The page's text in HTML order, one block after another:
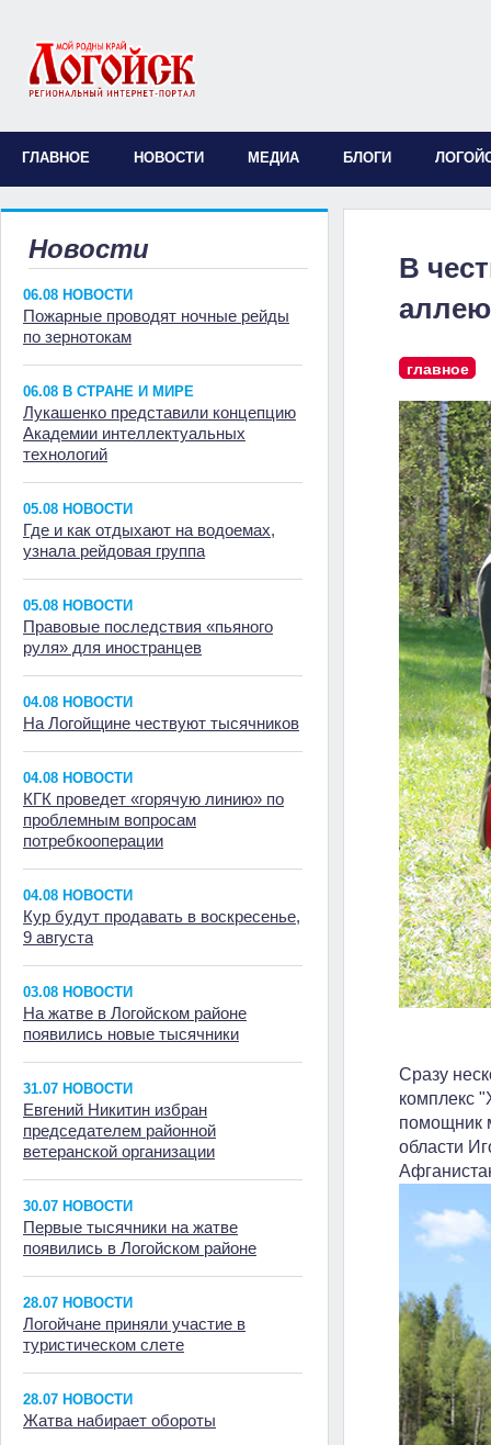
ГЛАВНОЕ НОВОСТИ МЕДИА БЛОГИ
Новости
06.08 НОВОСТИ
Пожарные проводят ночные рейды
по зернотокам
06.08 В СТРАНЕ И МИРЕ
Лукашенко представили концепцию
Академии интеллектуальных
технологий
05.08 НОВОСТИ
Где и как отдыхают на водоемах,
узнала рейдовая группа
05.08 НОВОСТИ
Правовые последствия «пьяного
руля» для иностранцев
04.08 НОВОСТИ
На Логойщине чествуют тысячников
04.08 НОВОСТИ
КГК проведет «горячую линию» по
проблемным вопросам
потребкооперации
04.08 НОВОСТИ
Кур будут продавать в воскресенье,
9 августа
03.08 НОВОСТИ
На жатве в Логойском районе
появились новые тысячники
31.07 НОВОСТИ
Евгений Никитин избран
председателем районной
ветеранской организации
30.07 НОВОСТИ
Первые тысячники на жатве
появились в Логойском районе
28.07 НОВОСТИ
Логойчане приняли участие в
туристическом слете
28.07 НОВОСТИ
Жатва набирает обороты
В
аллею
главное
Сразу
комплекс
помощник
области